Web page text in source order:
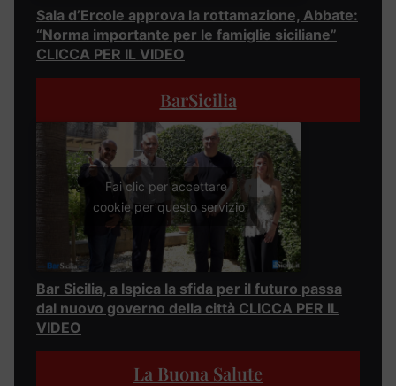
Sala d’Ercole approva la rottamazione, Abbate:
“Norma importante per le famiglie siciliane”
CLICCA PER IL VIDEO
BarSicilia
Fai clic per accettare i
cookie per questo servizio
Bar Sicilia, a Ispica la sfida per il futuro passa
dal nuovo governo della città CLICCA PER IL
VIDEO
La Buona Salute